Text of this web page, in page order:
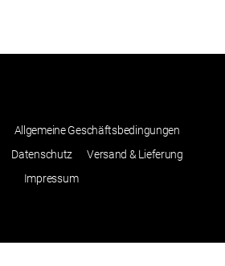
Allgemeine Geschäftsbedingungen
Datenschutz
Versand & Lieferung
Impressum